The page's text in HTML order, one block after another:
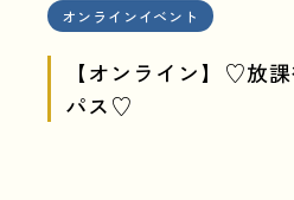
学校関係者の方
企業の方
資格・就職
入学案内
オンラインイベント
【オンライン】♡放
パス♡